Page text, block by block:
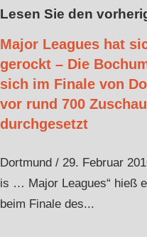
Lesen Sie den
Major Leagues hat
gerockt – Die
sich im Finale von
vor rund 700
durchgesetzt
Dortmund / 29. Februar
is … Major Leagues“ hieß
beim Finale des...